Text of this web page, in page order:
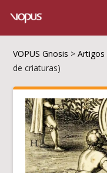
VOPUS Gnosis >Artigos
de criaturas)